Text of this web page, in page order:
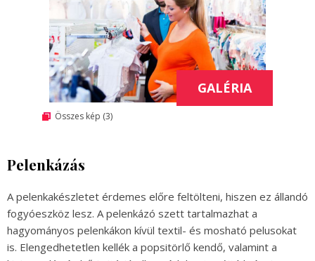
GALÉRIA
Összes kép (3)
Pelenkázás
A pelenkakészletet érdemes előre feltölteni, hiszen ez állandó
fogyóeszköz lesz. A pelenkázó szett tartalmazhat a
hagyományos pelenkákon kívül textil- és mosható pelusokat
is. Elengedhetetlen kellék a popsitörlő kendő, valamint a